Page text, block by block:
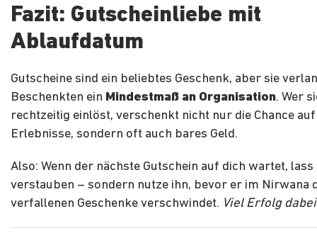
Fazit: Gutscheinliebe mit
Ablaufdatum
Gutscheine sind ein beliebtes Geschenk, aber sie
Beschenkten ein Mindestmaß an Organisation. Wer
rechtzeitig einlöst, verschenkt nicht nur die Chance
Erlebnisse, sondern oft auch bares Geld.
Also: Wenn der nächste Gutschein auf dich wartet,
verstauben – sondern nutze ihn, bevor er im Nirwana
verfallenen Geschenke verschwindet. Viel Erfolg